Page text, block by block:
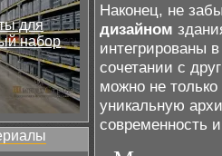
для
набор
Наконец, не
дизайном
интегрированы
сочетании с
можно не
уникальную
современность